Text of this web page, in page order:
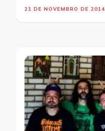
21 DE NOVEMBRO DE 2014